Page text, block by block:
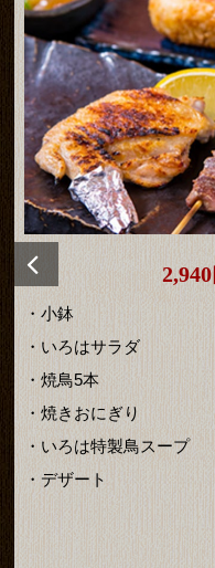
2,940
・小鉢
・いろはサラダ
・焼鳥5本
・焼きおにぎり
・いろは特製鳥スープ
・デザート